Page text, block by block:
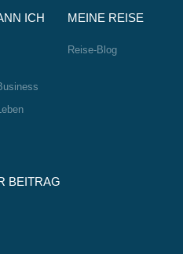
a
m
b
e
w
ICH
MEINE REISE
Reise-Blog
BEITRAG